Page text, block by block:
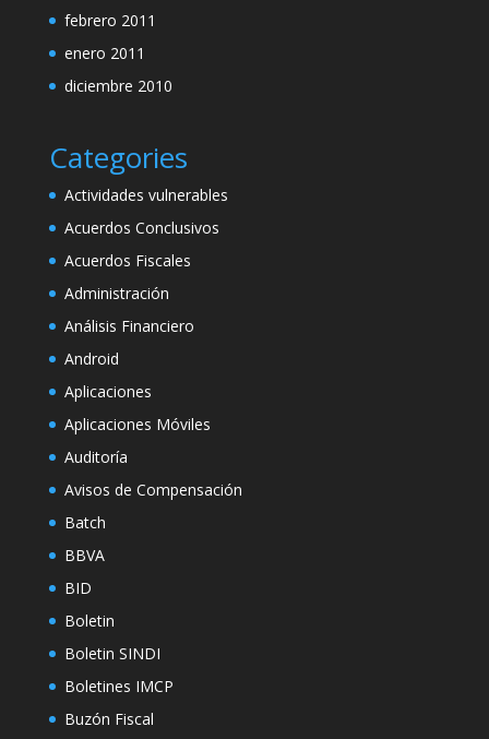
febrero 2011
enero 2011
diciembre 2010
Categories
Actividades vulnerables
Acuerdos Conclusivos
Acuerdos Fiscales
Administración
Análisis Financiero
Android
Aplicaciones
Aplicaciones Móviles
Auditoría
Avisos de Compensación
Batch
BBVA
BID
Boletin
Boletin SINDI
Boletines IMCP
Buzón Fiscal